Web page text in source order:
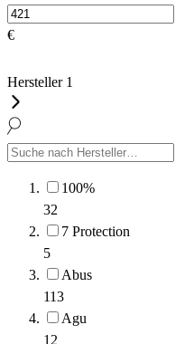
€
Hersteller 1
100%
32
7 Protection
5
Abus
113
Agu
12